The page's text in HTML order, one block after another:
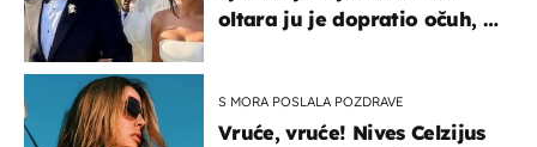
oltara ju je dopratio očuh, a
S MORA POSLALA POZDRAVE
Vruće, vruće! Nives Celzijus